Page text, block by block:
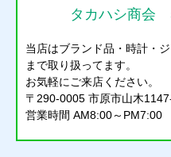
タカハシ商会
当店はブランド品・時計・
まで取り扱ってます。
お気軽にご来店ください。
〒290-0005 市原市山木
営業時間 AM8:00～PM7:00